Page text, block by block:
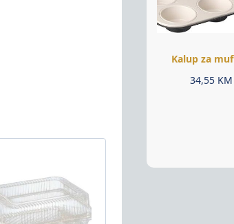
Kalup za
34,55 KM